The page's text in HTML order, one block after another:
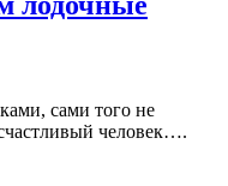
сами того не
человек….